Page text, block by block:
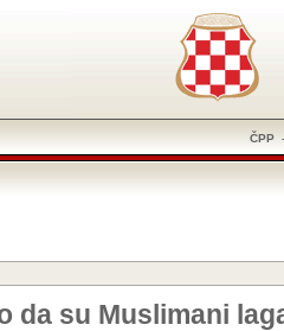
ČPP
da su Muslimani